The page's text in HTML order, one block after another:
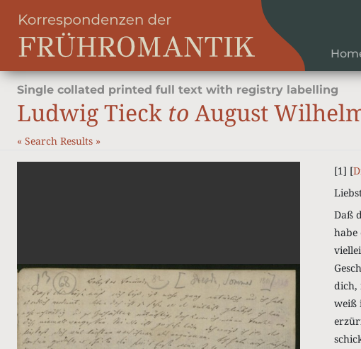
Single collated printed full text with registry labelling
Ludwig Tieck to August
« Search Results »
[1] [
Daß
habe
dich,
weiß